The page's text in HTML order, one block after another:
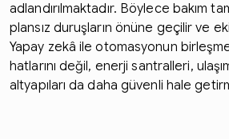
adlandırılmaktadır. Böylece bakım
plansız duruşların önüne geçilir ve
Yapay zekâ ile otomasyonun
hatlarını değil, enerji santralleri,
altyapıları da daha güvenli hale